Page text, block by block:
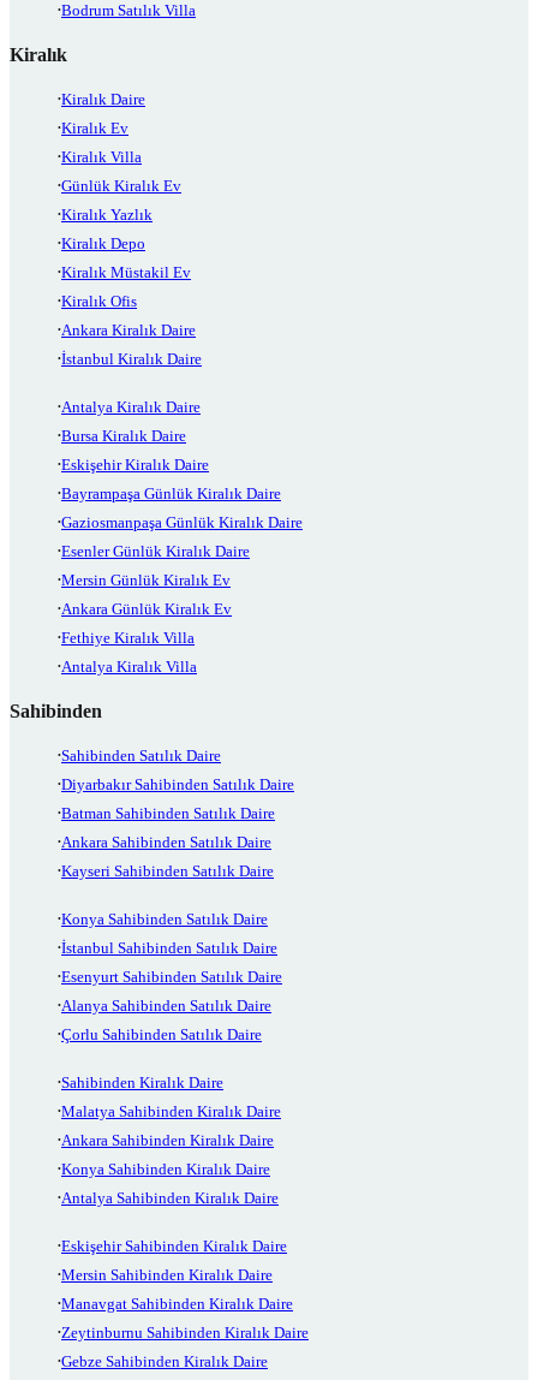
Bodrum Satılık Villa
Kiralık
Kiralık Daire
Kiralık Ev
Kiralık Villa
Günlük Kiralık Ev
Kiralık Yazlık
Kiralık Depo
Kiralık Müstakil Ev
Kiralık Ofis
Ankara Kiralık Daire
İstanbul Kiralık Daire
Antalya Kiralık Daire
Bursa Kiralık Daire
Eskişehir Kiralık Daire
Bayrampaşa Günlük Kiralık Daire
Gaziosmanpaşa Günlük Kiralık Daire
Esenler Günlük Kiralık Daire
Mersin Günlük Kiralık Ev
Ankara Günlük Kiralık Ev
Fethiye Kiralık Villa
Antalya Kiralık Villa
Sahibinden
Sahibinden Satılık Daire
Diyarbakır Sahibinden Satılık Daire
Batman Sahibinden Satılık Daire
Ankara Sahibinden Satılık Daire
Kayseri Sahibinden Satılık Daire
Konya Sahibinden Satılık Daire
İstanbul Sahibinden Satılık Daire
Esenyurt Sahibinden Satılık Daire
Alanya Sahibinden Satılık Daire
Çorlu Sahibinden Satılık Daire
Sahibinden Kiralık Daire
Malatya Sahibinden Kiralık Daire
Ankara Sahibinden Kiralık Daire
Konya Sahibinden Kiralık Daire
Antalya Sahibinden Kiralık Daire
Eskişehir Sahibinden Kiralık Daire
Mersin Sahibinden Kiralık Daire
Manavgat Sahibinden Kiralık Daire
Zeytinburnu Sahibinden Kiralık Daire
Gebze Sahibinden Kiralık Daire